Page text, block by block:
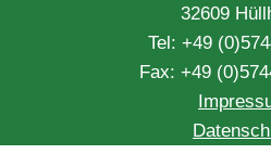
32609
Tel: +49
Fax: +49